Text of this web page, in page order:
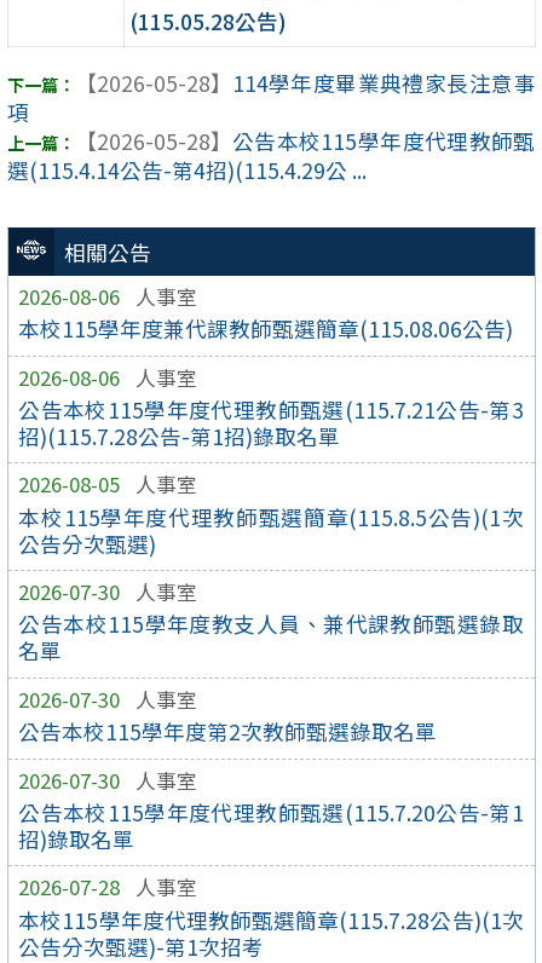
相關公告
2026-08-06 人事室
本校115學年度兼代課教師甄選簡章(115.08.06公告)
2026-08-06 人事室
公告本校115學年度代理教師甄選(115.7.21公告-第3
招)(115.7.28公告-第1招)錄取名單
2026-08-05 人事室
本校115學年度代理教師甄選簡章(115.8.5公告)(1次
公告分次甄選)
2026-07-30 人事室
公告本校115學年度教支人員、兼代課教師甄選錄取
名單
2026-07-30 人事室
公告本校115學年度第2次教師甄選錄取名單
2026-07-30 人事室
公告本校115學年度代理教師甄選(115.7.20公告-第1
招)錄取名單
2026-07-28 人事室
本校115學年度代理教師甄選簡章(115.7.28公告)(1次
公告分次甄選)-第1次招考
(115.05.28公告)
【2026-05-28】 114學年度畢業典禮家長注意事
項
【2026-05-28】 公告本校115學年度代理教師甄
選(115.4.14公告-第4招)(115.4.29公 ...